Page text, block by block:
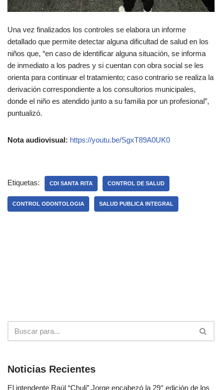
Una vez finalizados los controles se elabora un informe
detallado que permite detectar alguna dificultad de salud en los
niños que, “en caso de identificar alguna situación, se informa
de inmediato a los padres y si cuentan con obra social se les
orienta para continuar el tratamiento; caso contrario se realiza la
derivación correspondiente a los consultorios municipales,
donde el niño es atendido junto a su familia por un profesional”,
puntualizó.
Nota audiovisual: https://youtu.be/SgxT89A0UK0
Etiquetas: CDI SANTA RITA CONTROL DE SALUD
CONTROL ODONTOLOGIA SALUD PUBLICA INTEGRAL
Noticias Recientes
El intendente Raúl “Chuli” Jorge encabezó la 29° edición de los